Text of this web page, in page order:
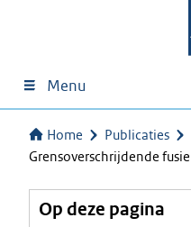
Menu
Home Publicaties
Grensoverschrijdende fusie
Op deze pagina